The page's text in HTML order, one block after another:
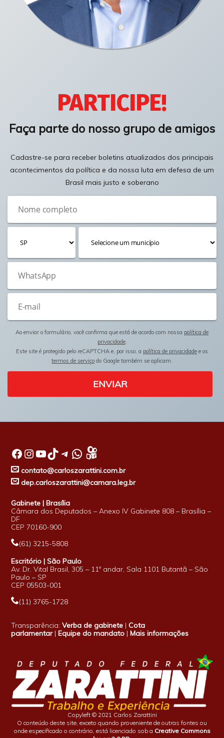
PARTICIPE!
Faça parte do nosso grupo de amigos
Cadastre-se para receber boletins atualizados dos principais
acontecimentos da política e da nossa luta em defesa de um
Brasil mais justo e soberano
Ao enviar o formulário, você confirma que está de acordo com nossa política de
privacidade.
Este site é protegido pelo reCAPTCHA e, por isso, a política de privacidade e os
termos de serviço do Google também se aplicam.
ENVIAR
Facebook InstagramYoutube TikTok Telegram WhatsApp
contato@carloszarattini.com.br
dep.carloszarattini@camara.leg.br
Gabinete | Brasília
Câmara dos Deputados – Anexo IV Gabinete 808 – Brasília –
DF
CEP 70160-900
(61) 3215-5808
Escritório | São Paulo
Av. Dr. Vital Brasil, 305 – 11º andar, Sala 1101 Butantã – São
Paulo – SP
CEP 05503-001
(11) 3765-1728
Transparência:Verba de gabinete |Cota
parlamentar|Equipe do mandato |Mais informações
Copyleft © 2021 Carlos Zarattini
O conteúdo deste site, exceto quando proveniente de outras fontes ou
onde especificado o contrário, está licenciado sob a Creative Commons